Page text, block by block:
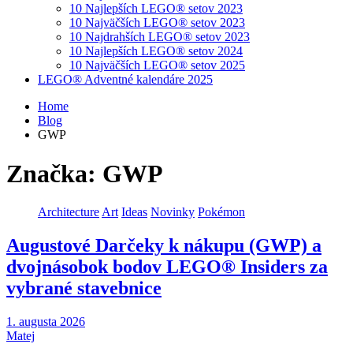
10 Najlepších LEGO® setov 2023
10 Najväčších LEGO® setov 2023
10 Najdrahších LEGO® setov 2023
10 Najlepších LEGO® setov 2024
10 Najväčších LEGO® setov 2025
LEGO® Adventné kalendáre 2025
Home
Blog
GWP
Značka: GWP
Architecture Art Ideas Novinky Pokémon
Augustové Darčeky k nákupu (GWP) a
dvojnásobok bodov LEGO® Insiders za
vybrané stavebnice
1. augusta 2026
Matej